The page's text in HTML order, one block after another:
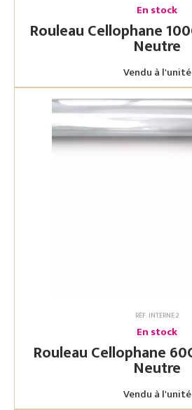
En stock
Rouleau Cellophane 100Cm 120M 40U
Neutre
Vendu à l'unité
RÉF. INTERNE 2
En stock
Rouleau Cellophane 60Cm 120M 40U
Neutre
Vendu à l'unité